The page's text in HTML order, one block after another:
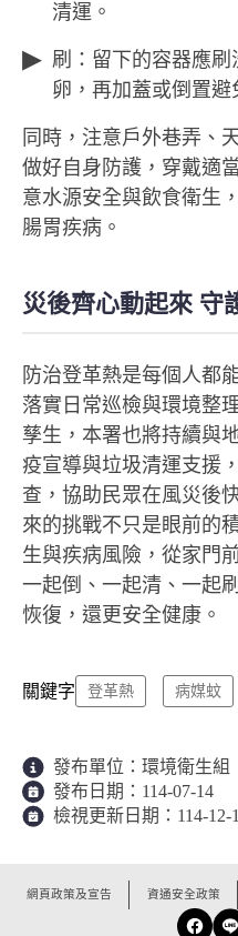
清運。
刷：留下的容器應
卵，再加蓋或倒置避
同時，注意戶外巷弄、
做好自身防護，穿戴適
意水源安全與飲食衛生
腸胃疾病。
災後齊心動起來 守
防治登革熱是每個人都
落實日常巡檢與環境整
孳生，本署也將持續與
疫宣導與垃圾清運支援
查，協助民眾在風災後
來的挑戰不只是眼前的
生與疾病風險，從家門
一起倒、一起清、一起
恢復，還更安全健康。
關鍵字 登革熱 病媒蚊
發布單位： 環境衛生組
發布日期： 114-07-14
檢視更新日期： 114-12-
網頁政策及宣告 資通安全政策